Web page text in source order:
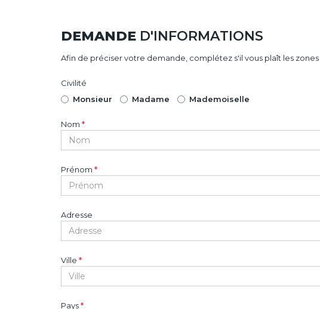
DEMANDE D'INFORMATIONS
Afin de préciser votre demande, complétez s'il vous plaît les
Civilité
Monsieur
Madame Mademoiselle
Nom *
Prénom *
Adresse
Ville *
Pays*